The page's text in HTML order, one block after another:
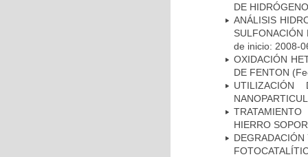
DE HIDRÓGENO
ANÁLISIS
SULFONACIÓN
de inicio: 2008-
OXIDACIÓN
DE FENTON
UTILIZACIÓN
HIERRO